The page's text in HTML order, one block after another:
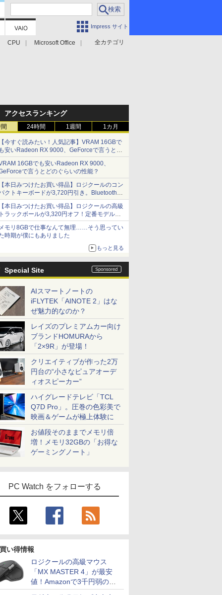
Impress サイト
全カテゴリ
CPU Microsoft Office
アクセスランキング
24時間 1週間 1カ月
今すぐ読みたい！人気記事】VRAM 16GBで
安いRadeon RX 9000、GeForceで言うとど
ぐらいの性能？ - PC Watch
16GBでも安いRadeon RX 9000、
で言うとどのぐらいの性能？
本日みつけたお買い得品】ロジクールのコン
クトキーボードが3,720円引き。Bluetoothで3
接続対応
本日みつけたお買い得品】ロジクールの高級
ラックボールが3,320円オフ！定番モデルも
円に割引中
モリ8GBで仕事なんて無理……そう思ってい
時期が僕にもありました
もっと見る
Special Site
AIスマートノートの
iFLYTEK「AINOTE 2」はな
ぜ魅力的なのか？
レイズのプレミアムカー向け
ブランドHOMURAから
「2×9R」が登場！
クリエイティブが作った2万
円台の“小さなピュアオーデ
ィオスピーカー”
ハイグレードテレビ「TCL
Q7D Pro」。圧巻の色彩美で
映画＆ゲームが極上体験に
お値段そのままでメモリ倍
増！メモリ32GBの「お得な
ゲーミングノート」
PC Watch をフォローする
い得情報
ロジクールの高級マウス
「MX MASTER 4」が最安
値！Amazonで3千円弱の割
引